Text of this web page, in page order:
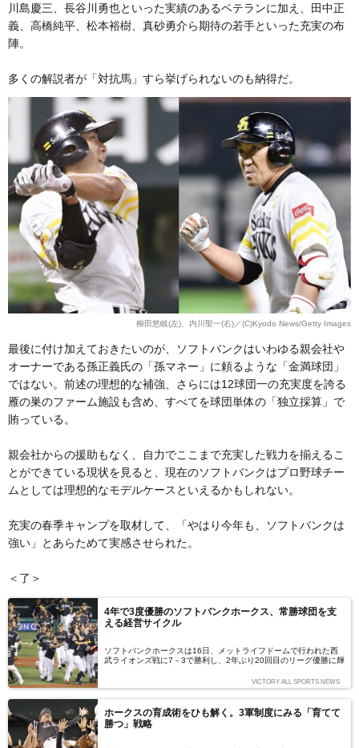
川島慶三、長谷川勇也といった実績のあるベテランに加え、田中正
義、高橋純平、松本裕樹、真砂勇介ら期待の若手といった充実の布
陣。
多くの解説者が「対抗馬」すら挙げられないのも納得だ。
柳田悠岐(左)、内川聖一(右)／(C)Kyodo News/Getty Images
最後に付け加えておきたいのが、ソフトバンクはいわゆる親会社や
オーナーである孫正義氏の「孫マネー」に頼るような「金満球団」
ではない。前述の理想的な補強、さらには12球団一の充実度を誇る
雁の巣のファーム施設も含め、すべてを球団単体の「独立採算」で
賄っている。
親会社からの援助もなく、自力でここまで充実した戦力を揃えるこ
とができている現状を見ると、現在のソフトバンクはプロ野球チー
ムとしては理想的なモデルケースといえるかもしれない。
充実の春季キャンプを取材して、「やはり今年も、ソフトバンクは
強い」とあらためて実感させられた。
＜了＞
4年で3度優勝のソフトバンクホークス、常勝球団を支
える経営サイクル
ソフトバンクホークスは16日、メットライフドームで行われた西
武ライオンズ戦に7－3で勝利し、2年ぶり20回目のリーグ優勝に輝
VICTORY ALL SPORTS NEWS
ホークスの育成術をひも解く。3軍制度にみる「育てて
勝つ」戦略